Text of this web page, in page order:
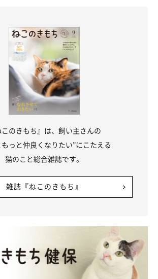
。
ち・ねこのきもち獣医師相談室 担当獣医
このきもちアプリ」で投稿されたものです。
性はありませんので予めご了承ください
このきもち』は、飼い主さんの
もっと仲良くなりたい”にこたえる
猫のこと総合雑誌です。
雑誌『ねこのきもち』